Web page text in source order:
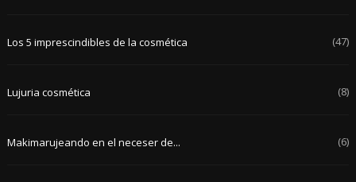
Los 5 imprescindibles de la cosmética (47)
Lujuria cosmética (8)
Makimarujeando en el neceser de... (6)